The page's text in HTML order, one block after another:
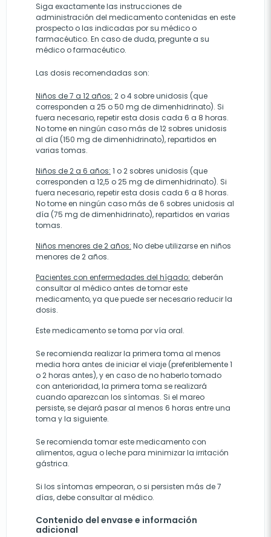
Siga exactamente las instrucciones de
administración del medicamento contenidas en este
prospecto o las indicadas por su médico o
farmacéutico. En caso de duda, pregunte a su
médico o farmacéutico.
Las dosis recomendadas son:
Niños de 7 a 12 años: 2 o 4 sobre unidosis (que
corresponden a 25 o 50 mg de dimenhidrinato). Si
fuera necesario, repetir esta dosis cada 6 a 8 horas.
No tome en ningún caso más de 12 sobres unidosis
al día (150 mg de dimenhidrinato), repartidos en
varias tomas.
Niños de 2 a 6 años: 1 o 2 sobres unidosis (que
corresponden a 12,5 o 25 mg de dimenhidrinato). Si
fuera necesario, repetir esta dosis cada 6 a 8 horas.
No tome en ningún caso más de 6 sobres unidosis al
día (75 mg de dimenhidrinato), repartidos en varias
tomas.
Niños menores de 2 años: No debe utilizarse en niños
menores de 2 años.
Pacientes con enfermedades del hígado: deberán
consultar al médico antes de tomar este
medicamento, ya que puede ser necesario reducir la
dosis.
Este medicamento se toma por vía oral.
Se recomienda realizar la primera toma al menos
media hora antes de iniciar el viaje (preferiblemente 1
o 2 horas antes), y en caso de no haberlo tomado
con anterioridad, la primera toma se realizará
cuando aparezcan los síntomas. Si el mareo
persiste, se dejará pasar al menos 6 horas entre una
toma y la siguiente.
Se recomienda tomar este medicamento con
alimentos, agua o leche para minimizar la irritación
gástrica.
Si los síntomas empeoran, o si persisten más de 7
días, debe consultar al médico.
Contenido del envase e información
adicional